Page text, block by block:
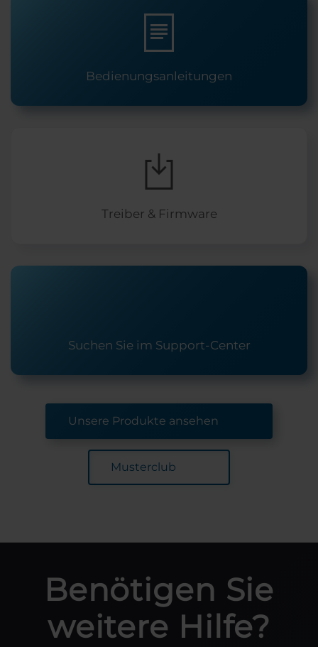
Bedienungsanleitungen
Treiber & Firmware
Suchen Sie im Support-Center
Unsere Produkte ansehen
Musterclub
Benötigen Sie
weitere Hilfe?